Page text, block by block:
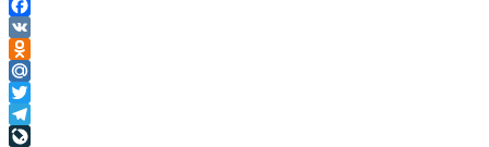
Facebook
VK
Odnoklassniki
Mail.Ru
Twitter
Telegram